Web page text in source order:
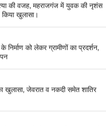
की वजह, महराजगंज में युवक की नृशंस
खुलासा।
निर्माण को लेकर ग्रामीणों का प्रदर्शन,
खुलासा, जेवरात व नकदी समेत शातिर